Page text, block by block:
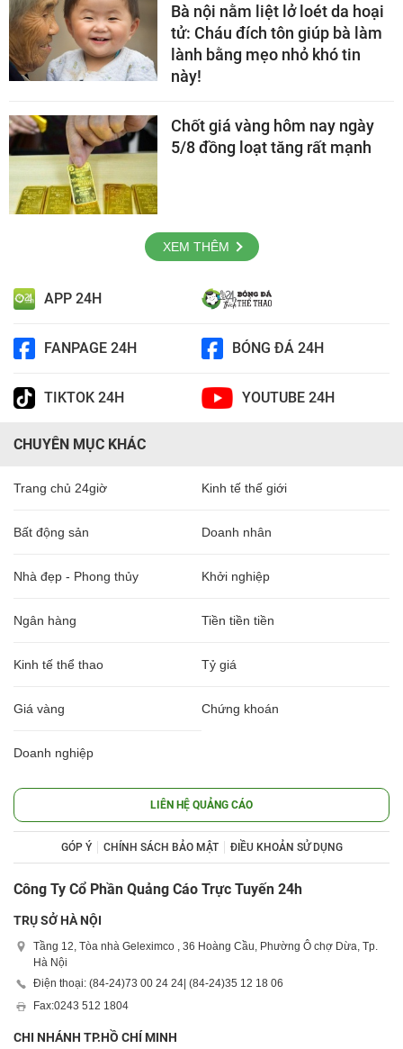
Bà nội nằm liệt lở loét da hoại
tử: Cháu đích tôn giúp bà làm
lành bằng mẹo nhỏ khó tin
này!
Chốt giá vàng hôm nay ngày
5/8 đồng loạt tăng rất mạnh
XEM THÊM
APP 24H
FANPAGE 24H BÓNG ĐÁ 24H
TIKTOK 24H YOUTUBE 24H
CHUYÊN MỤC KHÁC
Trang chủ 24giờ Kinh tế thế giới
Bất động sản Doanh nhân
Nhà đẹp - Phong thủy Khởi nghiệp
Ngân hàng Tiền tiền tiền
Kinh tế thể thao Tỷ giá
Giá vàng Chứng khoán
Doanh nghiệp
LIÊN HỆ QUẢNG CÁO
GÓP Ý CHÍNH SÁCH BẢO MẬT ĐIỀU KHOẢN SỬ DỤNG
Công Ty Cổ Phần Quảng Cáo Trực Tuyến 24h
TRỤ SỞ HÀ NỘI
Tầng 12, Tòa nhà Geleximco , 36 Hoàng Cầu, Phường Ô chợ Dừa, Tp.
Hà Nội
Điện thoại: (84-24)73 00 24 24| (84-24)35 12 18 06
Fax:0243 512 1804
CHI NHÁNH TP.HỒ CHÍ MINH